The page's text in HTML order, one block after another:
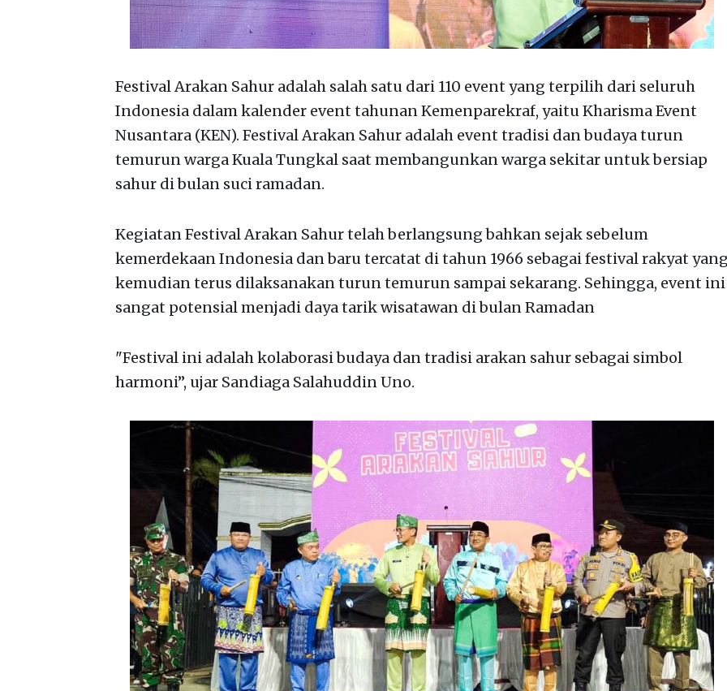
Festival Arakan Sahur adalah salah satu dari 110 event yang terpilih dari seluruh
Indonesia dalam kalender event tahunan Kemenparekraf, yaitu Kharisma Event
Nusantara (KEN). Festival Arakan Sahur adalah event tradisi dan budaya turun
temurun warga Kuala Tungkal saat membangunkan warga sekitar untuk bersiap
sahur di bulan suci ramadan.
Kegiatan Festival Arakan Sahur telah berlangsung bahkan sejak sebelum
kemerdekaan Indonesia dan baru tercatat di tahun 1966 sebagai festival rakyat
kemudian terus dilaksanakan turun temurun sampai sekarang. Sehingga, event ini
sangat potensial menjadi daya tarik wisatawan di bulan Ramadan
"Festival ini adalah kolaborasi budaya dan tradisi arakan sahur sebagai simbol
harmoni”, ujar Sandiaga Salahuddin Uno.